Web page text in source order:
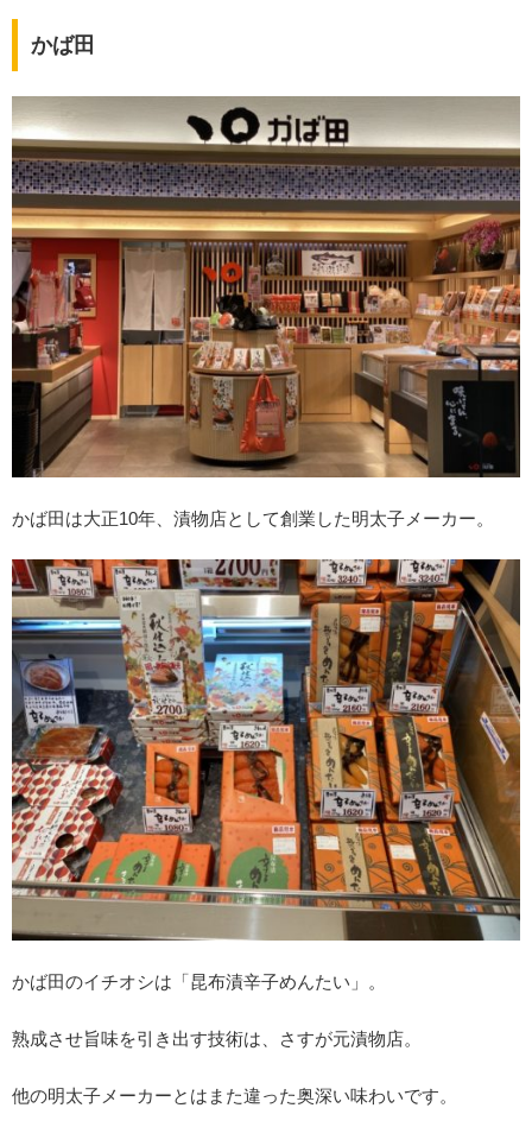
かば田
かば田は大正10年、漬物店として創業した明太子メーカー。
かば田のイチオシは「昆布漬辛子めんたい」。
熟成させ旨味を引き出す技術は、さすが元漬物店。
他の明太子メーカーとはまた違った奥深い味わいです。